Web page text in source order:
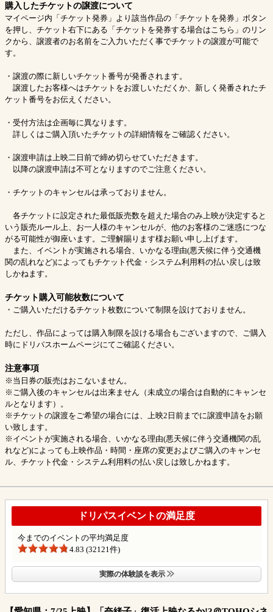
購入したチケットの譲渡について
マイページ内「チケット発券」より該当作品の「チケットを発券」ボタン
を押し、チケット右下にある「チケットを発券する場合はこちら」のリン
クから、譲渡者のお名前をご入力いただく事でチケットの譲渡が可能で
す。
・譲渡の際に新しいチケット番号が発番されます。
譲渡したお客様へはチケットをお渡しいただくか、新しく発番されたチ
ケット番号をお伝えください。
・受付方法は企画毎に異なります。
詳しくはご購入頂いたチケットの詳細情報をご確認ください。
・譲渡申請は上映二日前で締め切らせていただきます。
以降の譲渡申請は不可となりますのでご注意ください。
・チケットのキャンセルは承っておりません。
各チケットに設定された最低販売数を超えた場合のみ上映が決定すると
いう販売ルール上、お一人様のキャンセルが、他のお客様のご迷惑につな
がる可能性が御座います。ご理解賜ります様お願い申し上げます。
また、イベントが実施される場合、いかなる理由(悪天候に伴う交通機
関の乱れなど)によってもチケット代金・システム利用料の払い戻しは致
しかねます。
チケット購入可能枚数について
・ご購入いただけるチケット枚数について制限を設けておりません。
ただし、作品によっては購入制限を設ける場合もございますので、ご購入
時にドリパスホームページにてご確認ください。
注意事項
※当日券の販売はおこないません。
※ご購入後のキャンセルは出来ません（未成立の場合は自動的にキャンセ
ルとなります）。
※チケットの譲渡をご希望の場合には、上映2日前までに譲渡申請をお願
い致します。
※イベントが実施される場合、いかなる理由(悪天候に伴う交通機関の乱
れなど)によっても上映作品・時間・座席の変更およびご購入のキャンセ
ル、チケット代金・システム利用料の払い戻しは致しかねます。
ドリパスイベントの満足度
今までのイベントの平均満足度
4.83 (32121件)
実際の体験談を表示